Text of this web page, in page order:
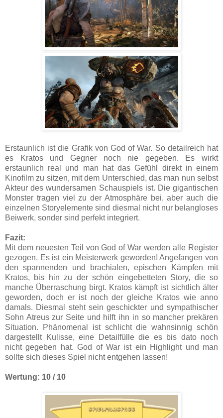
Erstaunlich ist die Grafik von God of War. So detailreich hat
es Kratos und Gegner noch nie gegeben. Es wirkt
erstaunlich real und man hat das Gefühl direkt in einem
Kinofilm zu sitzen, mit dem Unterschied, das man nun selbst
Akteur des wundersamen Schauspiels ist. Die gigantischen
Monster tragen viel zu der Atmosphäre bei, aber auch die
einzelnen Storyelemente sind diesmal nicht nur belangloses
Beiwerk, sonder sind perfekt integriert.
Fazit:
Mit dem neuesten Teil von God of War werden alle Register
gezogen. Es ist ein Meisterwerk geworden! Angefangen von
den spannenden und brachialen, epischen Kämpfen mit
Kratos, bis hin zu der schön eingebetteten Story, die so
manche Überraschung birgt. Kratos kämpft ist sichtlich älter
geworden, doch er ist noch der gleiche Kratos wie anno
damals. Diesmal steht sein geschickter und sympathischer
Sohn Atreus zur Seite und hilft ihn in so mancher prekären
Situation. Phänomenal ist schlicht die wahnsinnig schön
dargestellt Kulisse, eine Detailfülle die es bis dato noch
nicht gegeben hat. God of War ist ein Highlight und man
sollte sich dieses Spiel nicht entgehen lassen!
Wertung: 10 / 10